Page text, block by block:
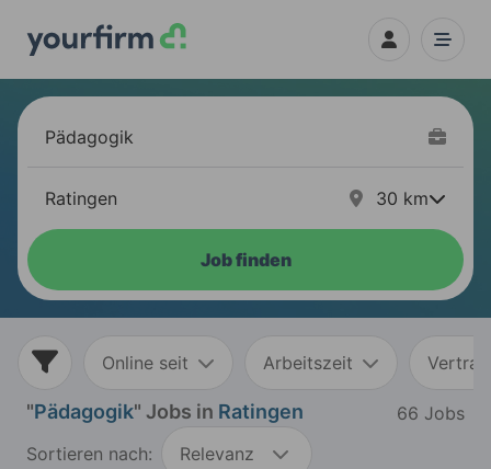
30 km
Job finden
Online seit Arbeitszeit
"Pädagogik" Jobs in Ratingen
66 Jobs
Sortieren nach:
Relevanz